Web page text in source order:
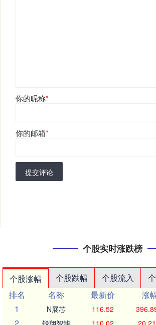
你的昵称*
你的邮箱*
提交评论
个股实时涨跌榜
个股涨幅 个股跌幅 个股流入
排名
名称 最新价 涨
1
N展芯 116.52